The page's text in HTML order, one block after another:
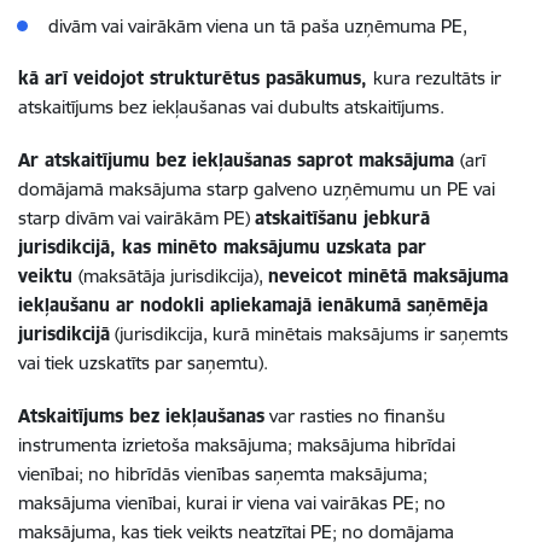
divām vai vairākām viena un tā paša uzņēmuma PE,
kā arī veidojot strukturētus pasākumus, kura rezultāts ir
atskaitījums bez iekļaušanas vai dubults atskaitījums.
Ar atskaitījumu bez iekļaušanas saprot maksājuma (arī
domājamā maksājuma starp galveno uzņēmumu un PE vai
starp divām vai vairākām PE) atskaitīšanu jebkurā
jurisdikcijā, kas minēto maksājumu uzskata par
veiktu (maksātāja jurisdikcija), neveicot minētā maksājuma
iekļaušanu ar nodokli apliekamajā ienākumā saņēmēja
jurisdikcijā (jurisdikcija, kurā minētais maksājums ir saņemts
vai tiek uzskatīts par saņemtu).
Atskaitījums bez iekļaušanas var rasties no finanšu
instrumenta izrietoša maksājuma; maksājuma hibrīdai
vienībai; no hibrīdās vienības saņemta maksājuma;
maksājuma vienībai, kurai ir viena vai vairākas PE; no
maksājuma, kas tiek veikts neatzītai PE; no domājama